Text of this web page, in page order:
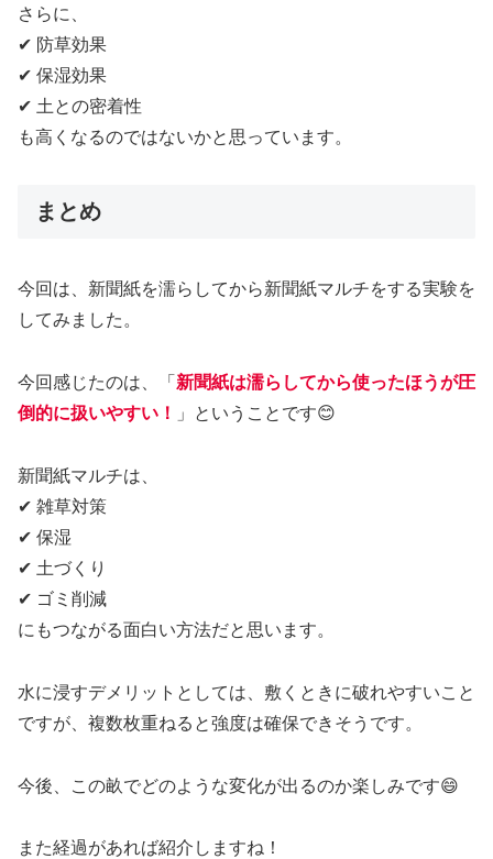
さらに、
✔ 防草効果
✔ 保湿効果
✔ 土との密着性
も高くなるのではないかと思っています。
まとめ
今回は、新聞紙を濡らしてから新聞紙マルチをする実験を
してみました。
今回感じたのは、「 新聞紙は濡らしてから使ったほうが圧
倒的に扱いやすい！
」ということです😊
新聞紙マルチは、
✔ 雑草対策
✔ 保湿
✔ 土づくり
✔ ゴミ削減
にもつながる面白い方法だと思います。
水に浸すデメリットとしては、敷くときに破れやすいこと
ですが、複数枚重ねると強度は確保できそうです。
今後、この畝でどのような変化が出るのか楽しみです😄
また経過があれば紹介しますね！